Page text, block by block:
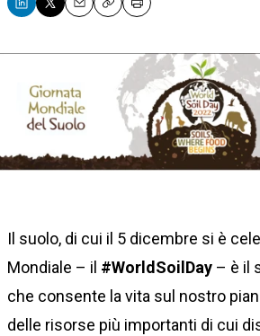
EmailCopyPrint
Il suolo, di cui il 5 dicembre si è
Mondiale – il #WorldSoilDay – è il
che consente la vita sul nostro
delle risorse più importanti di cui